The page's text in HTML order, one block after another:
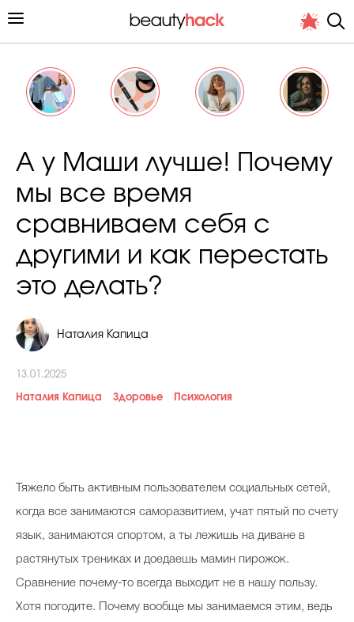
Личный опыт
Снимает и тестирует редакция
Косметичка профи
Вопрос эксперту
Бьютихакер / Мама-хакер
Выбор визажистов
Выбор косметолога
А у Маши лучше! Почему
мы все время
сравниваем себя с
другими и как перестать
это делать?
Наталия Капица
13.01.2025
Наталия Капица Здоровье Психология
Тяжело быть активным пользователем социальных сетей,
когда все занимаются саморазвитием, учат пятый по счету
язык, занимаются спортом, а ты лежишь на диване в
растянутых трениках и доедаешь мамин пирожок.
Сравнение почему-то всегда выходит не в нашу пользу.
Хотя погодите. Почему вообще мы занимаемся этим, ведь